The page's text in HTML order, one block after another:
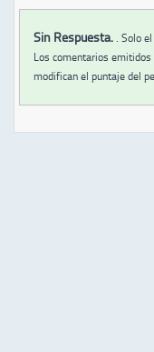
Sin Respuesta.. Solo
Los comentarios
modifican el puntaje del